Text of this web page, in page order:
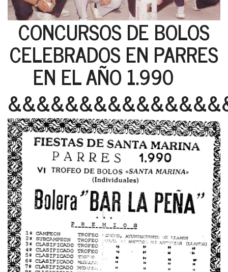
CONCURSOS DE BOLOS
CELEBRADOS EN PARRES
EN EL AÑO 1.990